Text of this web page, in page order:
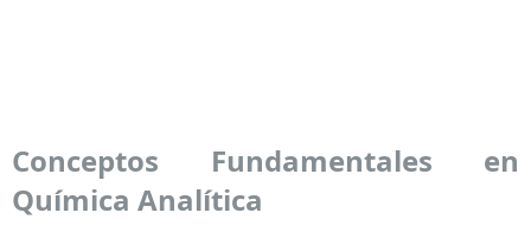
Conceptos Fundamentales en
Química Analítica